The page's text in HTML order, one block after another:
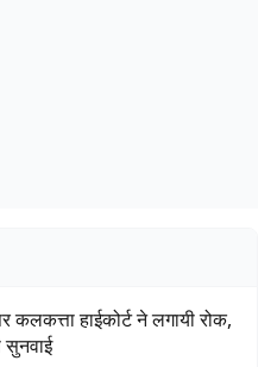
कलकत्ता हाईकोर्ट ने लगायी रोक,
सुनवाई